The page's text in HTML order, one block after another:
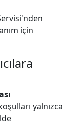
için
yalnızca